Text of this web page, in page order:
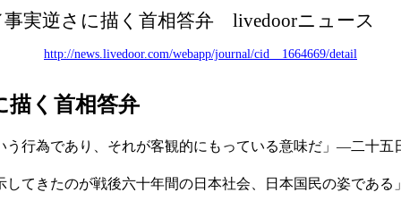
事実逆さに描く首相答弁 livedoorニュース
http://news.livedoor.com/webapp/journal/cid__1664669/detail
描く首相答弁
行為であり、それが客観的にもっている意味だ」 ―二十五
きたのが戦後六十年間の日本社会、日本国民の姿であ